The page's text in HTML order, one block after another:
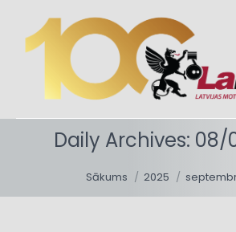
Daily Archives: 08/
Sākums 2025